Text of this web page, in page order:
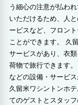
う細心の注意が払わ
いただけるため、人
ービスなど、フロン
ことができます。 久
サービスがあり、衣
荷物で旅行できます
などの設備・サービ
久留米ワシントンホ
てのゲストとスタッ